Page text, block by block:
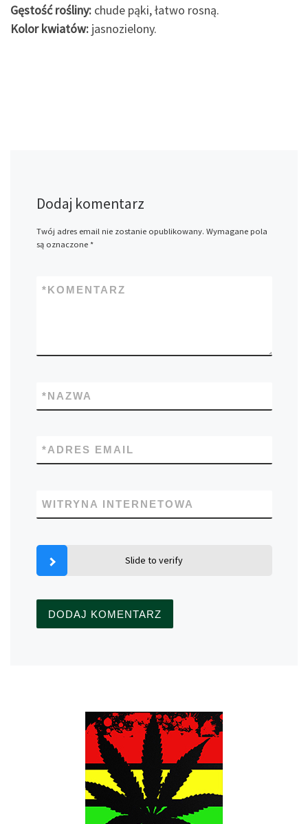
Gęstość rośliny: chude pąki, łatwo rosną.
Kolor kwiatów: jasnozielony.
Dodaj komentarz
Twój adres email nie zostanie opublikowany. Wymagane pola
są oznaczone *
KOMENTARZ
*
NAZWA
*
ADRES EMAIL
*
WITRYNA INTERNETOWA
Slide to verify